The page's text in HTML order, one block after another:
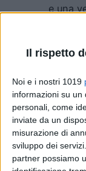
Il rispetto
Noi e i nostri 1019
informazioni su un
personali, come
inviate da un
misurazione di
sviluppo dei servizi.
partner possiamo
e una
E poi
la
delle
di